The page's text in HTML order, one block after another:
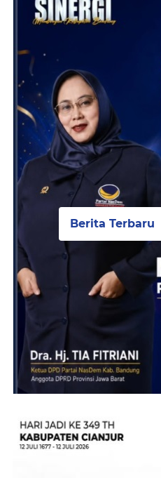
Berita Terbaru